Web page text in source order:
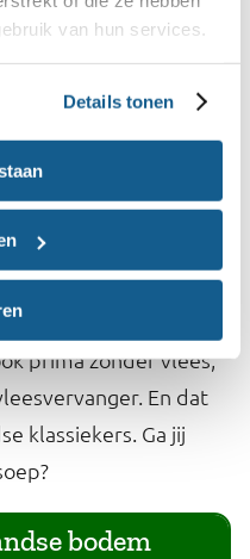
van hun services.
Details tonen
bodem
prima zonder vlees,
En dat
klassiekers. Ga jij
bodem